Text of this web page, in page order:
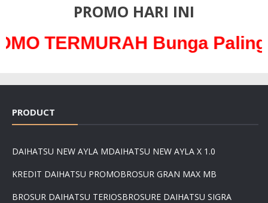
PROMO HARI INI
Bunga Paling
PRODUCT
DAIHATSU NEW AYLA MDAIHATSU NEW AYLA X 1.0
KREDIT DAIHATSU PROMOBROSUR GRAN MAX MB
BROSUR DAIHATSU TERIOSBROSURE DAIHATSU SIGRA